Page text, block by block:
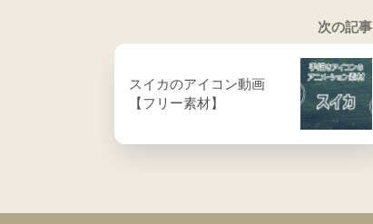
次の記事
スイカのアイコン動画
【フリー素材】